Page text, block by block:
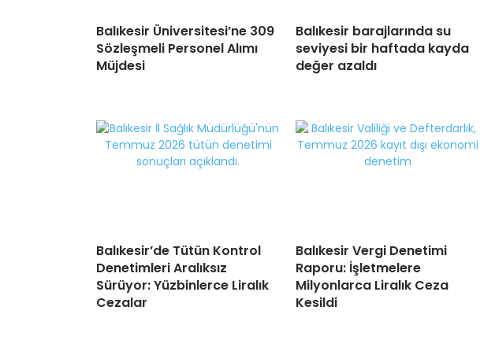
Balıkesir Üniversitesi’ne 309
Sözleşmeli Personel Alımı
Müjdesi
Balıkesir barajlarında su
seviyesi bir haftada kayda
değer azaldı
Balıkesir’de Tütün Kontrol
Denetimleri Aralıksız
Sürüyor: Yüzbinlerce Liralık
Cezalar
Balıkesir Vergi Denetimi
Raporu: İşletmelere
Milyonlarca Liralık Ceza
Kesildi